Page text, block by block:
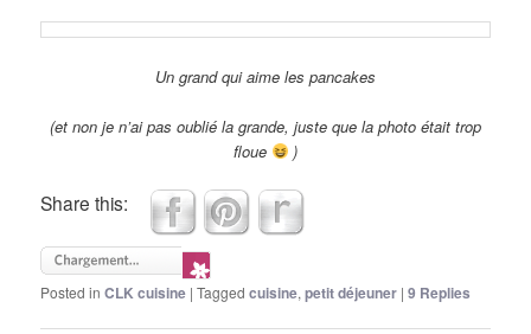
Un grand qui aime les pancakes
(et non je n’ai pas oublié la grande, juste que la photo était trop
floue
)
Share this:
Posted in CLK cuisine |Tagged cuisine,petit déjeuner |9 Replies